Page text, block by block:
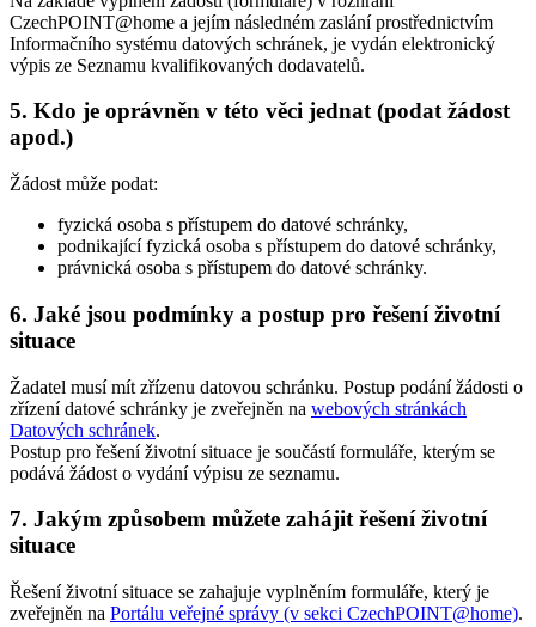
CzechPOINT@home a jejím následném zaslání prostřednictvím
Informačního systému datových schránek, je vydán elektronický
výpis ze Seznamu kvalifikovaných dodavatelů.
5. Kdo je oprávněn v této věci jednat (podat žádost
apod.)
Žádost může podat:
fyzická osoba s přístupem do datové schránky,
podnikající fyzická osoba s přístupem do datové schránky,
právnická osoba s přístupem do datové schránky.
6. Jaké jsou podmínky a postup pro řešení životní
situace
Žadatel musí mít zřízenu datovou schránku. Postup podání žádosti o
zřízení datové schránky je zveřejněn na webových stránkách
Datových schránek.
Postup pro řešení životní situace je součástí formuláře, kterým se
podává žádost o vydání výpisu ze seznamu.
7. Jakým způsobem můžete zahájit řešení životní
situace
Řešení životní situace se zahajuje vyplněním formuláře, který je
zveřejněn na Portálu veřejné správy (v sekci CzechPOINT@home).